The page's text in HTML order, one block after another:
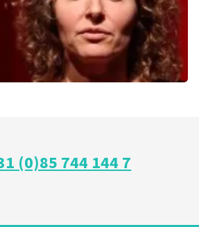
(0)85 744 144 7